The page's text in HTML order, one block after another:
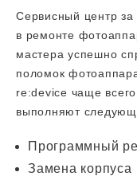
Сервисный центр
в ремонте
мастера успешно
поломок
re:device чаще
выполняют
Программный
Замена корпуса